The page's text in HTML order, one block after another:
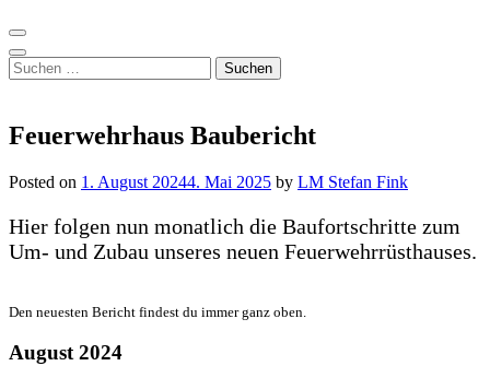
Suchen
nach:
Feuerwehrhaus Baubericht
Posted on 1. August 20244. Mai 2025 by LM Stefan Fink
Hier folgen nun monatlich die Baufortschritte zum
Um- und Zubau unseres neuen Feuerwehrrüsthauses.
Den neuesten Bericht findest du immer ganz oben.
August 2024